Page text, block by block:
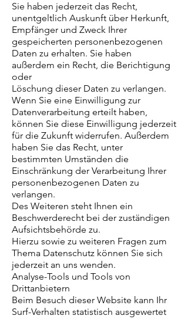
Sie haben jederzeit das Recht,
unentgeltlich Auskunft über Herkunft,
Empfänger und Zweck Ihrer
gespeicherten personenbezogenen
Daten zu erhalten. Sie haben
außerdem ein Recht, die Berichtigung
oder
Löschung dieser Daten zu verlangen.
Wenn Sie eine Einwilligung zur
Datenverarbeitung erteilt haben,
können Sie diese Einwilligung jederzeit
für die Zukunft widerrufen. Außerdem
haben Sie das Recht, unter
bestimmten Umständen die
Einschränkung der Verarbeitung Ihrer
personenbezogenen Daten zu
verlangen.
Des Weiteren steht Ihnen ein
Beschwerderecht bei der zuständigen
Aufsichtsbehörde zu.
Hierzu sowie zu weiteren Fragen zum
Thema Datenschutz können Sie sich
jederzeit an uns wenden.
Analyse-Tools und Tools von
Drittanbietern
Beim Besuch dieser Website kann Ihr
Surf-Verhalten statistisch ausgewertet